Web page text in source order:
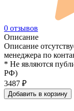
0 отзывов
Описание
Описание
менеджера по
* Не являются
РФ)
3487 ₽
Добавить в корзину